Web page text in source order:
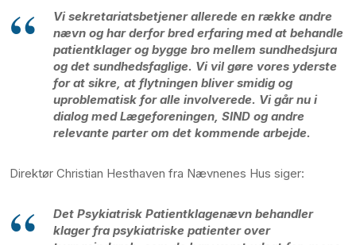
Vi sekretariatsbetjener allerede en række andre
nævn og har derfor bred erfaring med at behandle
patientklager og bygge bro mellem sundhedsjura
og det sundhedsfaglige. Vi vil gøre vores yderste
for at sikre, at flytningen bliver smidig og
uproblematisk for alle involverede. Vi går nu i
dialog med Lægeforeningen, SIND og andre
relevante parter om det kommende arbejde.
Direktør Christian Hesthaven fra Nævnenes Hus siger:
Det Psykiatrisk Patientklagenævn behandler
klager fra psykiatriske patienter over